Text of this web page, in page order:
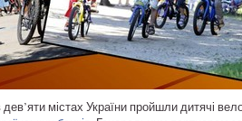
містах України пройшли дитячі